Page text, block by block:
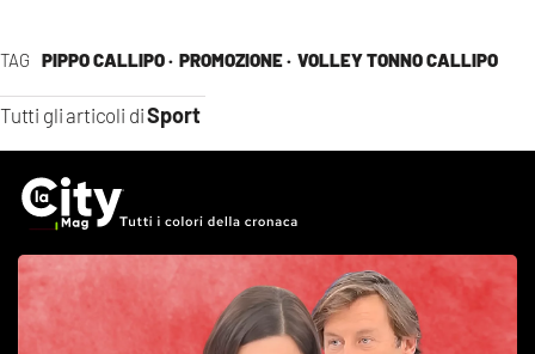
TAG PIPPO CALLIPO · PROMOZIONE · VOLLEY TONNO CALLIPO
Tutti gli articoli diSport